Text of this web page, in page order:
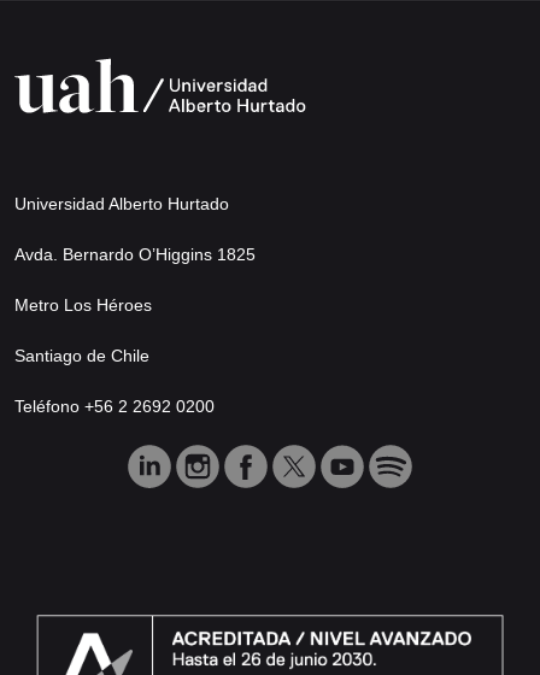
Universidad Alberto Hurtado
Avda. Bernardo O’Higgins 1825
Metro Los Héroes
Santiago de Chile
Teléfono +56 2 2692 0200